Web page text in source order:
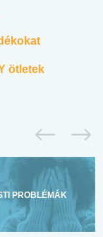
ötletek
PROBLÉMÁK